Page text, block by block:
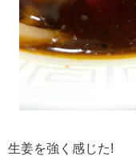
生姜を強く感じた!